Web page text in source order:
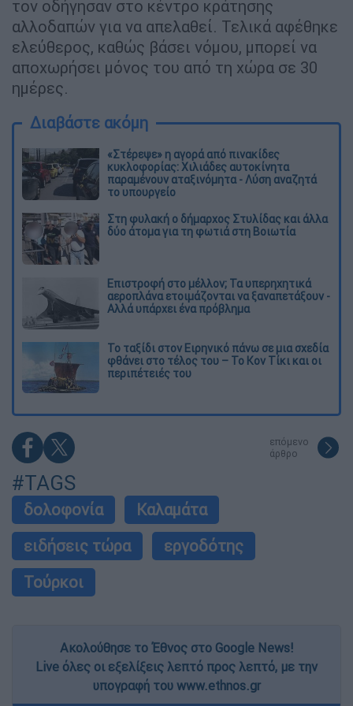
τον οδήγησαν στο κέντρο κράτησης
αλλοδαπών για να απελαθεί. Τελικά αφέθηκε
ελεύθερος, καθώς βάσει νόμου, μπορεί να
αποχωρήσει μόνος του από τη χώρα σε 30
ημέρες.
Διαβάστε ακόμη
«Στέρεψε» η αγορά από πινακίδες
κυκλοφορίας: Χιλιάδες αυτοκίνητα
παραμένουν αταξινόμητα - Λύση αναζητά
το υπουργείο
Στη φυλακή ο δήμαρχος Στυλίδας και άλλα
δύο άτομα για τη φωτιά στη Βοιωτία
Επιστροφή στο μέλλον; Τα υπερηχητικά
αεροπλάνα ετοιμάζονται να ξαναπετάξουν -
Αλλά υπάρχει ένα πρόβλημα
Το ταξίδι στον Ειρηνικό πάνω σε μια σχεδία
φθάνει στο τέλος του – Το Κον Τίκι και οι
περιπέτειές του
επόμενο
άρθρο
#TAGS
δολοφονία
Καλαμάτα
ειδήσεις τώρα
εργοδότης
Τούρκοι
Ακολούθησε το Έθνος στο Google News!
Live όλες οι εξελίξεις λεπτό προς λεπτό, με την
υπογραφή του www.ethnos.gr